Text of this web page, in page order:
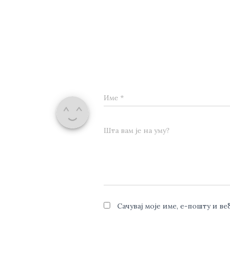
Име *
Шта вам је на уму?
Сачувај моје име, е-пошту и